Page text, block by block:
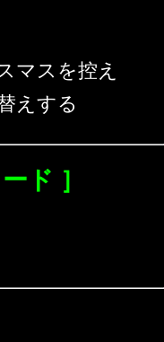
マスを控え
えする
ド ］